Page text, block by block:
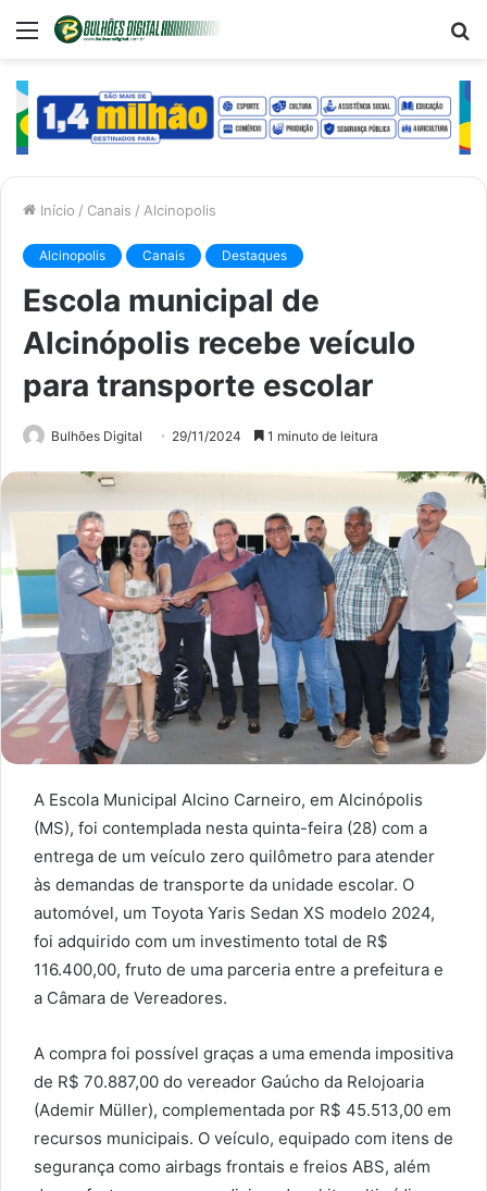
Menu
Início / Canais / Alcinopolis
Alcinopolis Canais Destaques
Escola municipal de
Alcinópolis recebe veículo
para transporte escolar
Bulhões Digital 29/11/2024 1 minuto de leitura
A Escola Municipal Alcino Carneiro, em Alcinópolis
(MS), foi contemplada nesta quinta-feira (28) com a
entrega de um veículo zero quilômetro para atender
às demandas de transporte da unidade escolar. O
automóvel, um Toyota Yaris Sedan XS modelo 2024,
foi adquirido com um investimento total de R$
116.400,00, fruto de uma parceria entre a prefeitura e
a Câmara de Vereadores.
A compra foi possível graças a uma emenda impositiva
de R$ 70.887,00 do vereador Gaúcho da Relojoaria
(Ademir Müller), complementada por R$ 45.513,00 em
recursos municipais. O veículo, equipado com itens de
segurança como airbags frontais e freios ABS, além